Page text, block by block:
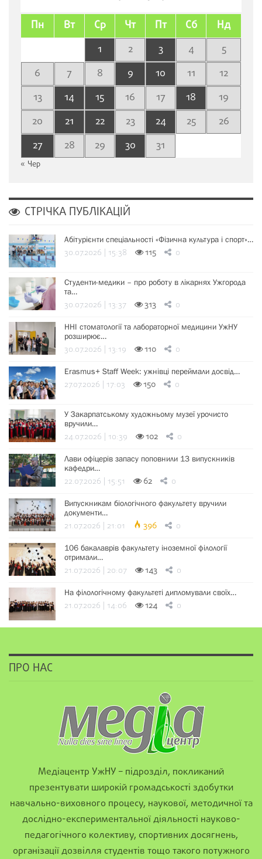
Пн Вт Ср Чт Пт Сб Нд
1 2 3 4
5
6
7 8 9 10 11
12
13
14 15 16 17 18
19
20
21 22 23 24 25
26
27
28 29 30 31
« Чер
СТРІЧКА ПУБЛІКАЦІЙ
Абітурієнти спеціальності «Фізична культура і спорт»…
30.07.2026 | 15:38 115 0
Студенти-медики – про роботу в лікарнях Ужгорода
та…
30.07.2026 | 13:37 313 0
ННІ стоматології та лабораторної медицини УжНУ
розширює…
30.07.2026 | 13:19 110 0
Erasmus+ Staff Week: ужнівці переймали досвід…
27.07.2026 | 17:03 150 0
У Закарпатському художньому музеї урочисто
вручили…
24.07.2026 | 10:39 102 0
Лави офіцерів запасу поповнили 13 випускників
кафедри…
22.07.2026 | 15:51 62 0
Випускникам біологічного факультету вручили
документи…
21.07.2026 | 21:01 396 0
106 бакалаврів факультету іноземної філології
отримали…
21.07.2026 | 20:07 143 0
На філологічному факультеті дипломували своїх…
21.07.2026 | 14:06 124 0
ПРО НАС
Медіацентр УжНУ – підрозділ, покликаний
презентувати широкій громадськості здобутки
навчально-виховного процесу, наукової, методичної та
дослідно-експериментальної діяльності науково-
педагогічного колективу, спортивних досягнень,
організації дозвілля студентів тощо такого потужного